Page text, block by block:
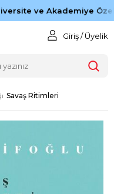
ve Akademiye Özel
Giriş / Üyelik
Savaş Ritimleri